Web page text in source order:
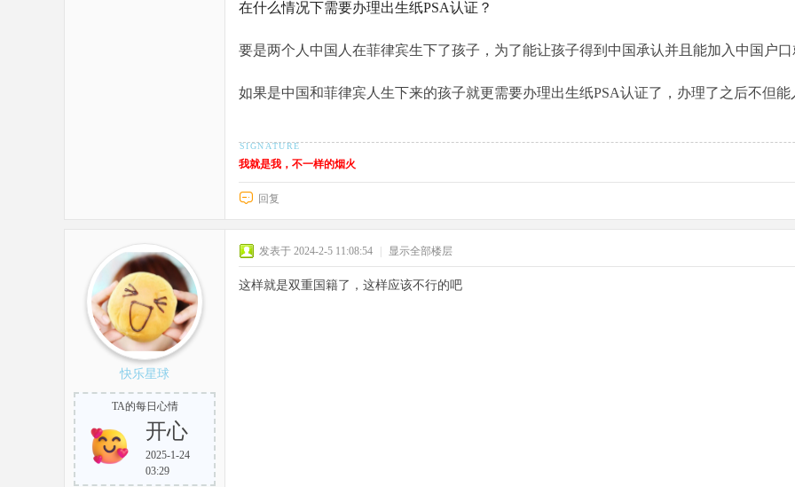
在什么情况下需要办理出生纸PSA认证？
要是两个人中国人在菲律宾生下了孩子，为了能让孩子得到中国承认并且能加入中国户
如果是中国和菲律宾人生下来的孩子就更需要办理出生纸PSA认证了，办理了之后不但
我就是我，不一样的烟火
回复
快乐星球
TA的每日心情
开心
2025-1-24
03:29
发表于 2024-2-5 11:08:54 显示全部楼层
这样就是双重国籍了，这样应该不行的吧